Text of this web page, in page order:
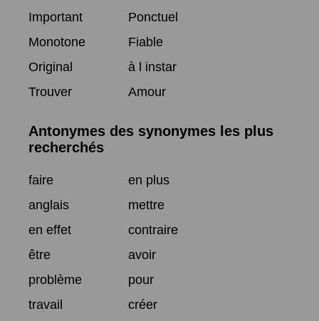
Important
Ponctuel
Monotone
Fiable
Original
à l instar
Trouver
Amour
Antonymes des synonymes les plus
recherchés
faire
en plus
anglais
mettre
en effet
contraire
être
avoir
problème
pour
travail
créer